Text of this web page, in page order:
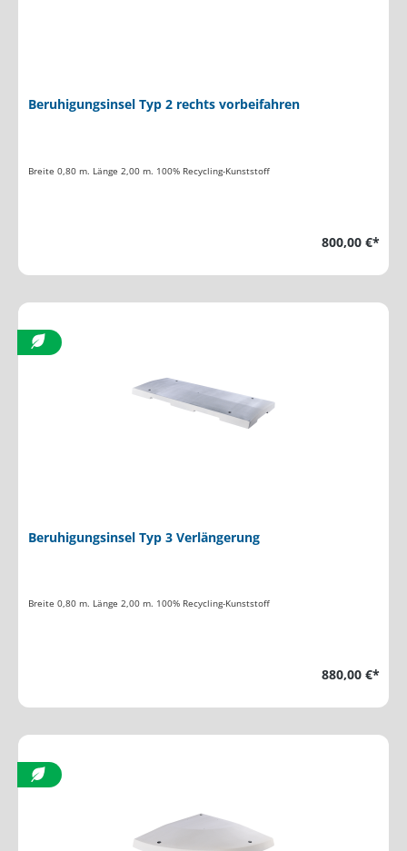
Beruhigungsinsel Typ 2 rechts vorbeifahren
Breite 0,80 m. Länge 2,00 m. 100% Recycling-Kunststoff
800,00 €*
Beruhigungsinsel Typ 3 Verlängerung
Breite 0,80 m. Länge 2,00 m. 100% Recycling-Kunststoff
880,00 €*